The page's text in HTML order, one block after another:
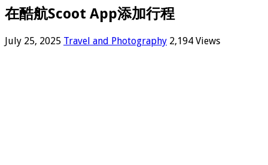
在酷航Scoot App添加行程
July 25, 2025 Travel and Photography 2,194 Views